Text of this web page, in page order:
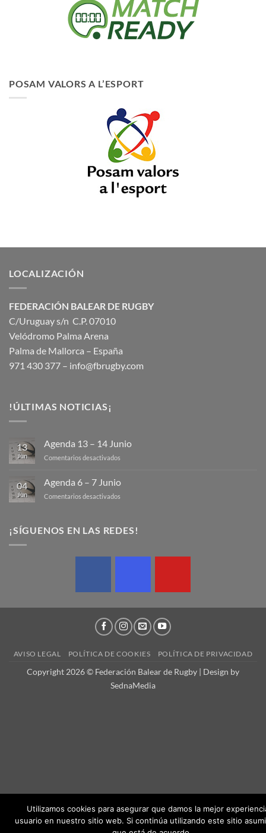
POSAM VALORS A L’ESPORT
LOCALIZACIÓN
FEDERACIÓN BALEAR DE RUGBY
C/Uruguay s/n C.P. 07010
Velódromo Palma Arena
Palma de Mallorca – España
971 430 377 – info@fbrugby.com
!ÚLTIMAS NOTICIAS¡
13
Jun
Agenda 13 – 14 Junio
Comentarios desactivados
–
04
Jun
Agenda 6 – 7 Junio
Comentarios desactivados
–
7
¡SÍGUENOS EN LAS REDES!
AVISO LEGAL POLÍTICA DE COOKIES POLÍTICA DE PRIVACIDAD
Copyright 2026 © Federación Balear de Rugby | Design by
SednaMedia
Utilizamos cookies para asegurar que damos la mejor
usuario en nuestro sitio web. Si continúa utilizando este sitio